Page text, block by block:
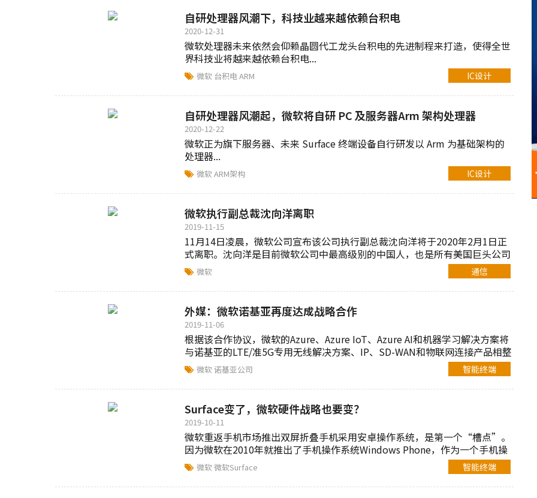
自研处理器风潮下，科技业越来越依赖台积电
2020-12-31
微软处理器未来依然会仰赖晶圆代工龙头台积电的先进制程来打造，使得全世
界科技业将越来越依赖台积电...
微软 台积电ARM IC设计
自研处理器风潮起，微软将自研 PC 及服务器Arm 架构处理器
2020-12-22
微软正为旗下服务器、未来 Surface 终端设备自行研发以 Arm 为基础架构的
处理器...
微软ARM架构 IC设计
微软执行副总裁沈向洋离职
2019-11-15
11月14日凌晨，微软公司宣布该公司执行副总裁沈向洋将于2020年2月1日正
式离职。沈向洋是目前微软公司中最高级别的中国人，也是所有美国巨头公司
中职位...
微软 通信
外媒：微软诺基亚再度达成战略合作
2019-11-06
根据该合作协议，微软的Azure、Azure IoT、Azure AI和机器学习解决方案将
与诺基亚的LTE/准5G专用无线解决方案、IP、SD-WAN和物联网连接产品相整
合...微软诺基亚公司 智能终端
Surface变了，微软硬件战略也要变？
2019-10-11
微软重返手机市场推出双屏折叠手机采用安卓操作系统，是第一个“槽点”。
因为微软在2010年就推出了手机操作系统Windows Phone，作为一个手机操
作系统...
微软微软Surface 智能终端